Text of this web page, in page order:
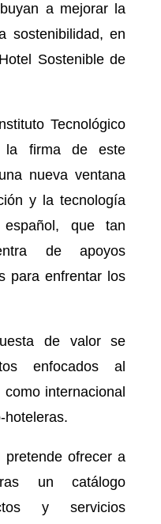
a mejorar la
sostenibilidad, en
Sostenible de
Tecnológico
la firma de este
nueva ventana
y la tecnología
que tan
de apoyos
para enfrentar los
de valor se
enfocados al
internacional
hoteleras.
pretende ofrecer a
un catálogo
y servicios